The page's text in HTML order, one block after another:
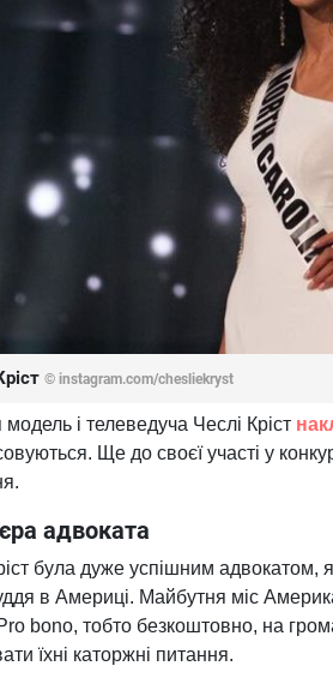
© instagram.com/chesliekryst
модель і телеведуча Чеслі Кріст
Ще до своєї участі у
адвоката
була дуже успішним
в Америці. Майбутня міс
bono, тобто безкоштовно, на
їхні каторжні питання.